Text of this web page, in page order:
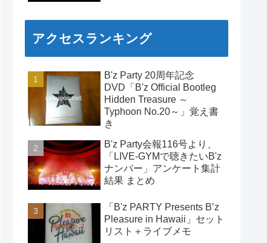
アクセスランキング
B'z Party 20周年記念
DVD「B'z Official Bootleg
Hidden Treasure ～
Typhoon No.20～」覚え書
き
B'z Party会報116号より、
「LIVE-GYMで聴きたいB'z
ナンバー」アンケート集計
結果 まとめ
「B'z PARTY Presents B’z
Pleasure in Hawaii」セット
リスト＋ライブメモ